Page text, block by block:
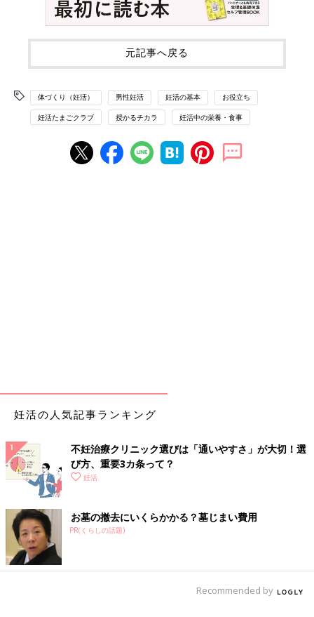
元記事へ戻る
体づくり（妊活） 男性妊活 妊活の基本 お役立ち
妊活たまごクラブ 授かるチカラ 妊活中の栄養・食事
妊活の人気記事ランキング
不妊治療クリニック選びは「通いやすさ」が大切！選
び方、重要3カ条って？
妊活
お墓の撤去にいくらかかる？墓じまい費用
PR(くらしの話題)
Recommended by